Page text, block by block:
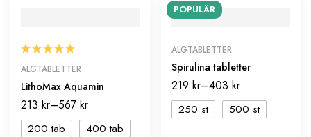
ALGTABLETTER
LithoMax Aquamin
213 kr–567 kr
200 tab
400 tab
POPULÄR
ALGTABLETTER
Spirulina tabletter
219 kr–403 kr
250 st 500 st